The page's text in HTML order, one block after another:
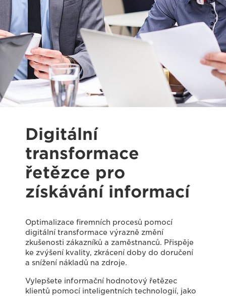
Digitální
transformace
řetězce pro
získávání informací
Optimalizace firemních procesů pomocí
digitální transformace výrazně změní
zkušenosti zákazníků a zaměstnanců. Přispěje
ke zvýšení kvality, zkrácení doby do doručení
a snížení nákladů na zdroje.
Vylepšete informační hodnotový řetězec
klientů pomocí inteligentních technologií, jako